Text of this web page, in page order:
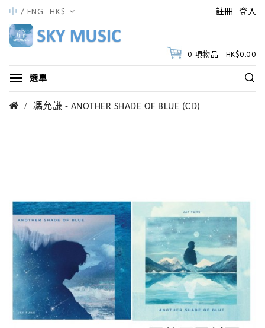
註冊 登入
中 ENG HK$
0 項物品 - HK$0.00
選單
馮允謙 - ANOTHER SHADE OF BLUE (CD)